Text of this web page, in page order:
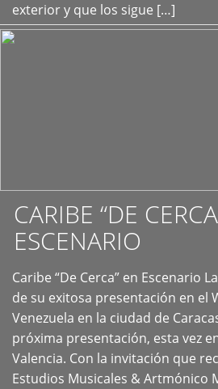
exterior y que los sigue […]
CARIBE “DE
ESCENARIO
Caribe “De Cerca” en Escenario
de su exitosa presentación en el
Venezuela en la ciudad de
próxima presentación, esta vez
Valencia. Con la invitación que
Estudios Musicales & Artmónico
+